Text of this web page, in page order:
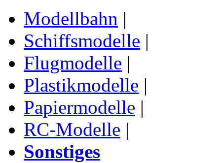
Modellbahn |
Schiffsmodelle |
Flugmodelle |
Plastikmodelle |
Papiermodelle |
RC-Modelle |
Sonstiges